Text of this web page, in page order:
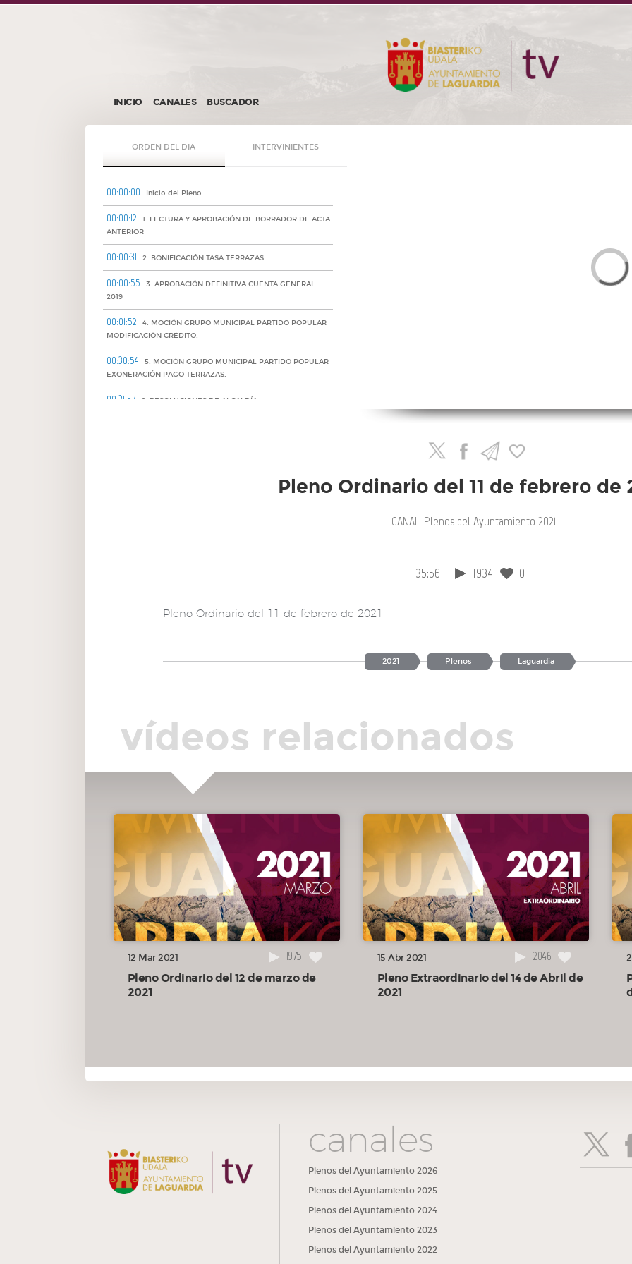
INICIO CANALES BUSCADOR
ORDEN DEL DIA INTERVINIENTES
00:00:00 Inicio del Pleno
00:00:12
1. LECTURA Y APROBACIÓN DE BORRADOR DE ACTA
ANTERIOR
00:00:31 2. BONIFICACIÓN TASA TERRAZAS
00:00:55
3. APROBACIÓN DEFINITIVA CUENTA GENERAL
2019
00:01:52
4. MOCIÓN GRUPO MUNICIPAL PARTIDO POPULAR
MODIFICACIÓN CRÉDITO.
00:30:54
5. MOCIÓN GRUPO MUNICIPAL PARTIDO POPULAR
EXONERACIÓN PAGO TERRAZAS.
00:31:57 6. RESOLUCIONES DE ALCALDÍA.
Pleno Ordinario del 11 de febrero de
CANAL: Plenos del Ayuntamiento 2021
35:56 1934 0
Pleno Ordinario del 11 de febrero de 2021
2021 Plenos Laguardia
vídeos relacionados
12 Mar 2021 1975
Pleno Ordinario del 12 de marzo de
2021
15 Abr 2021 2046
Pleno Extraordinario del 14 de Abril de
2021
canales
Plenos del Ayuntamiento 2026
Plenos del Ayuntamiento 2025
Plenos del Ayuntamiento 2024
Plenos del Ayuntamiento 2023
Plenos del Ayuntamiento 2022